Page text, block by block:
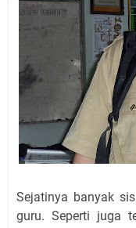
Sejatinya banyak
guru. Seperti juga